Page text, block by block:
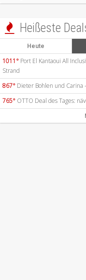
 Heißeste
Heute
1011° Port El Kantaoui All
Strand
867° Dieter Bohlen und Carina
765° OTTO Deal des Tages: